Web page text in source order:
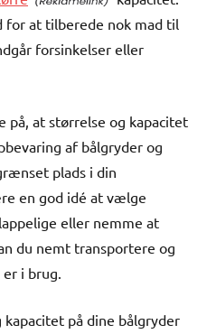
for at tilberede nok mad til
forsinkelser eller
på, at størrelse og kapacitet
af bålgryder og
plads i din
en god idé at vælge
eller nemme at
du nemt transportere og
i brug.
på dine bålgryder